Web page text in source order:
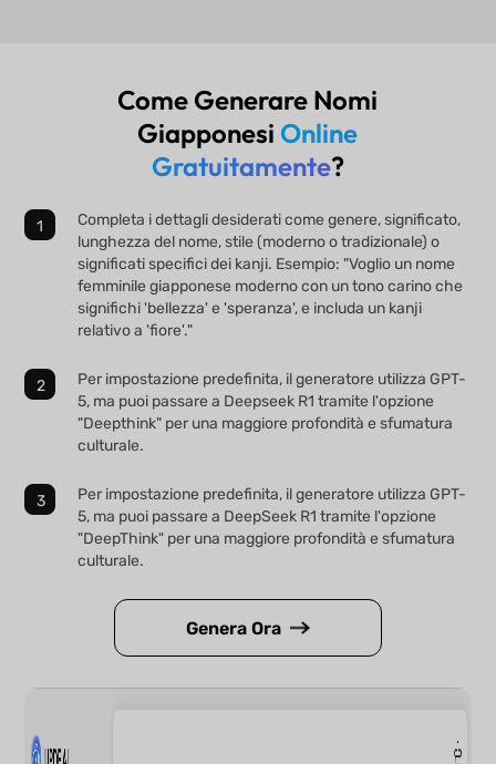
Come Generare Nomi
GiapponesiOnline
Gratuitamente?
Completa i dettagli desiderati come genere, significato,
lunghezza del nome, stile (moderno o tradizionale) o
significati specifici dei kanji. Esempio: "Voglio un nome
femminile giapponese moderno con un tono carino che
significhi 'bellezza' e 'speranza', e includa un kanji
relativo a 'fiore'."
Per impostazione predefinita, il generatore utilizza GPT-
5, ma puoi passare a Deepseek R1 tramite l'opzione
"Deepthink" per una maggiore profondità e sfumatura
culturale.
Per impostazione predefinita, il generatore utilizza GPT-
5, ma puoi passare a DeepSeek R1 tramite l'opzione
"DeepThink" per una maggiore profondità e sfumatura
culturale.
Genera Ora